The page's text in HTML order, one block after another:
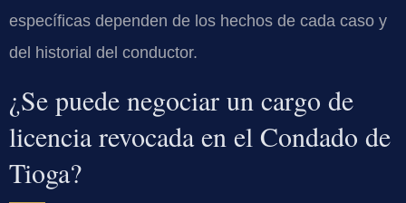
específicas dependen de los hechos de cada caso y
del historial del conductor.
¿Se puede negociar un cargo de
licencia revocada en el Condado de
Tioga?